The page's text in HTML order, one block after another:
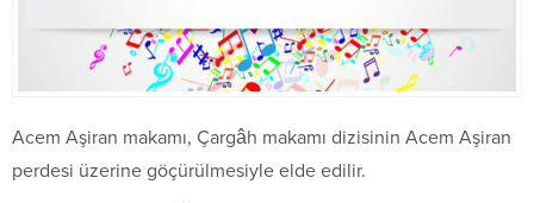
Acem Aşiran makamı, Çargâh makamı dizisinin Acem Aşiran
perdesi üzerine göçürülmesiyle elde edilir.